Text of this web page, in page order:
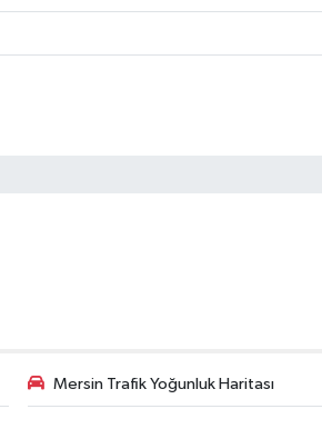
Mersin Trafik Yoğunluk Haritası